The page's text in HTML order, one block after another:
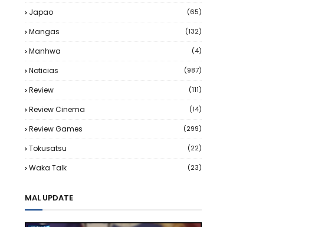
Japao (65)
Mangas (132)
Manhwa (4)
Noticias (987)
Review (111)
Review Cinema (14)
Review Games (299)
Tokusatsu (22)
Waka Talk (23)
MAL UPDATE